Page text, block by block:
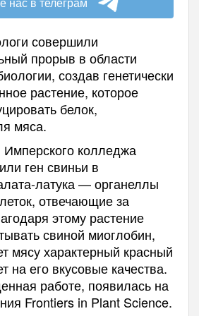
совершили
прорыв в области
создав генетически
растение, которое
белок,
мяса.
колледжа
ген свиньи в
латука — органеллы
отвечающие за
этому растение
свиной миоглобин,
мясу характерный красный
на его вкусовые качества.
работе, появилась на
Frontiers in Plant Science.